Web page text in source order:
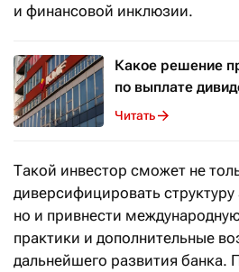
и финансовой инклюзии.
Какое решение
по выплате
Читать
Такой инвестор сможет не
диверсифицировать
но и привнести
практики и дополнительные
дальнейшего развития банка.